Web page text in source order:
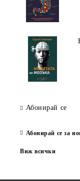
Абонирай се
Абонирай се за
Виж всички